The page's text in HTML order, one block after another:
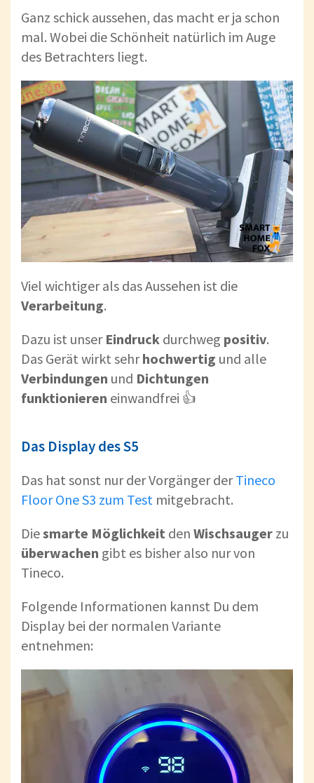
Ganz schick aussehen, das macht er ja schon
mal. Wobei die Schönheit natürlich im Auge
des Betrachters liegt.
Viel wichtiger als das Aussehen ist die
Verarbeitung.
Dazu ist unser Eindruck durchweg positiv.
Das Gerät wirkt sehrhochwertig und alle
Verbindungen und Dichtungen
funktionieren einwandfrei 👍
Das Display des S5
Das hat sonst nur der Vorgänger derTineco
Floor One S3 zum Test mitgebracht.
Diesmarte Möglichkeit den Wischsauger zu
überwachen gibt es bisher also nur von
Tineco.
Folgende Informationen kannst Du dem
Display bei der normalen Variante
entnehmen: